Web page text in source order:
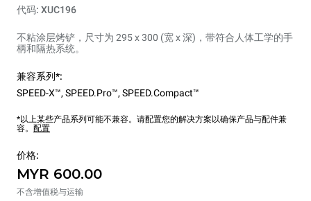
代码: XUC196
不粘涂层烤铲，尺寸为 295 x 300 (宽 x 深)，带符合人体工学的手
柄和隔热系统。
兼容系列*:
SPEED-X™, SPEED.Pro™, SPEED.Compact™
*以上某些产品系列可能不兼容。请配置您的解决方案以确保产品与配件兼
容。 配置
价格:
MYR 600.00
不含增值税与运输